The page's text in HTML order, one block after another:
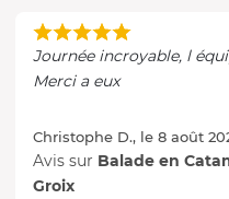
Journée incroyable, l
Merci a eux
Christophe D., le 8 août
Avis sur Balade en
Groix